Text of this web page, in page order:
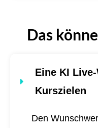
Das
Eine KI
Kurszielen
Den